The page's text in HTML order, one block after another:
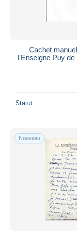
depuis
Prix
Livraison
Méthodes de
PayPal
Visa
Cachet
l'Enseigne Puy
Statut
Nouveau